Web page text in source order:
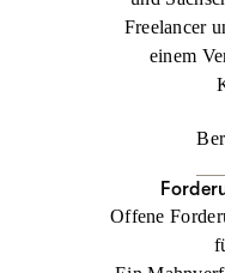
Freelancer
einem
Offene